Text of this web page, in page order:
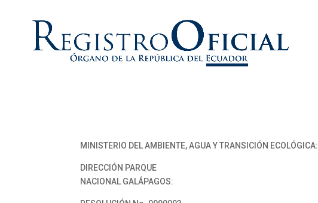
MINISTERIO DEL AMBIENTE, AGUA Y TRANSICIÓN ECOLÓGICA:
DIRECCIÓN PARQUE
NACIONAL GALÁPAGOS: